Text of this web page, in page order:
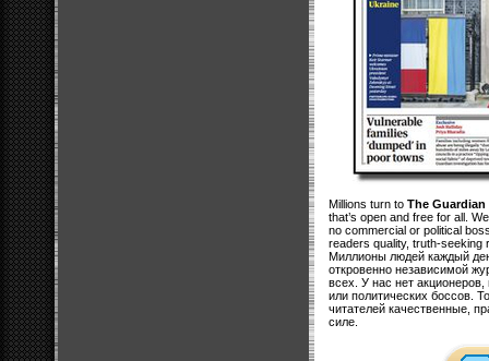
Millions turn to The Guardian
that’s open and free for all.
no commercial or political
readers quality, truth-seeking
Миллионы людей каждый
откровенно независимой
всех. У нас нет
или политических боссов.
читателей качественные,
силе.